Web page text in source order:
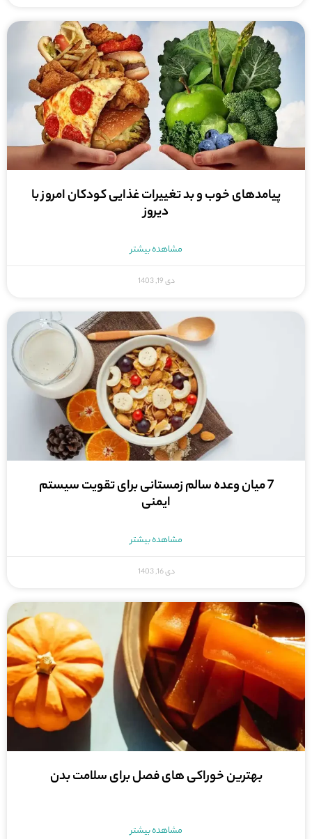
پیامدهای خوب و بد تغییرات غذایی کودکان امروز با
دیروز
مشاهده بیشتر
دی 19, 1403
7 میان وعده سالم زمستانی برای تقویت سیستم
ایمنی
مشاهده بیشتر
دی 16, 1403
بهترین خوراکی های فصل برای سلامت بدن
مشاهده بیشتر